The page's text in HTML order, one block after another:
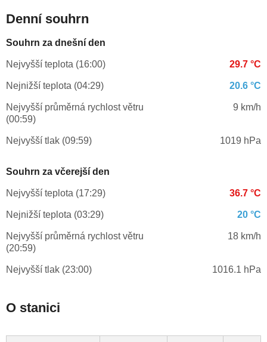
Denní souhrn
Souhrn za dnešní den
Nejvyšší teplota (16:00) 29.7 °C
Nejnižší teplota (04:29) 20.6 °C
Nejvyšší průměrná rychlost větru
(00:59)
9 km/h
Nejvyšší tlak (09:59) 1019 hPa
Souhrn za včerejší den
Nejvyšší teplota (17:29) 36.7 °C
Nejnižší teplota (03:29) 20 °C
Nejvyšší průměrná rychlost větru
(20:59)
18 km/h
Nejvyšší tlak (23:00) 1016.1 hPa
O stanici